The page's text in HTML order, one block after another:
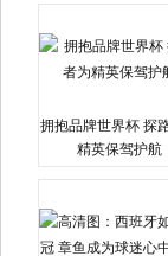
拥抱品牌世界杯 探
精英保驾护航